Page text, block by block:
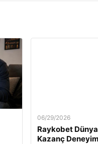
06/29/2026
Raykobet
Kazanç